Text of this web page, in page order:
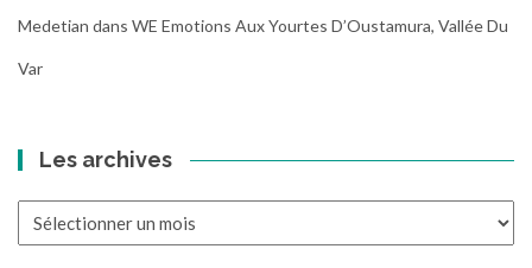
Medetian dans WE Emotions Aux Yourtes D’Oustamura, Vallée Du
Var
Les archives